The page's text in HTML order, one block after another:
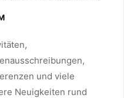
und viele
Neuigkeiten rund